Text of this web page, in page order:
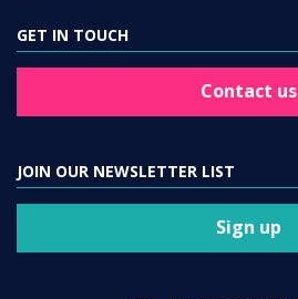
GET IN TOUCH
Contact us
JOIN OUR NEWSLETTER LIST
Sign up